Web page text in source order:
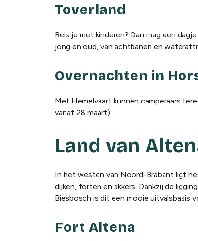
Toverland
Reis je met kinderen? Dan mag een
jong en oud, van achtbanen en
Overnachten in
Met Hemelvaart kunnen camperaars
vanaf 28 maart).
Land van
In het westen van Noord-Brabant ligt
dijken, forten en akkers. Dankzij de
Biesbosch is dit een mooie uitvalsbasis
Fort Altena